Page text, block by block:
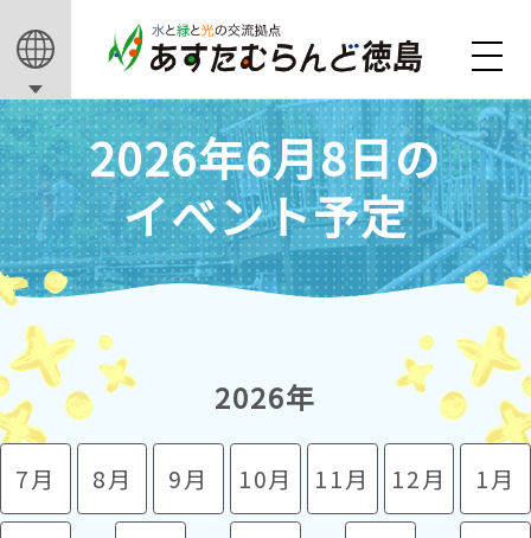
2026年6月8日の
イベント予定
2026年
7月 8月 9月 10月 11月 12月 1月